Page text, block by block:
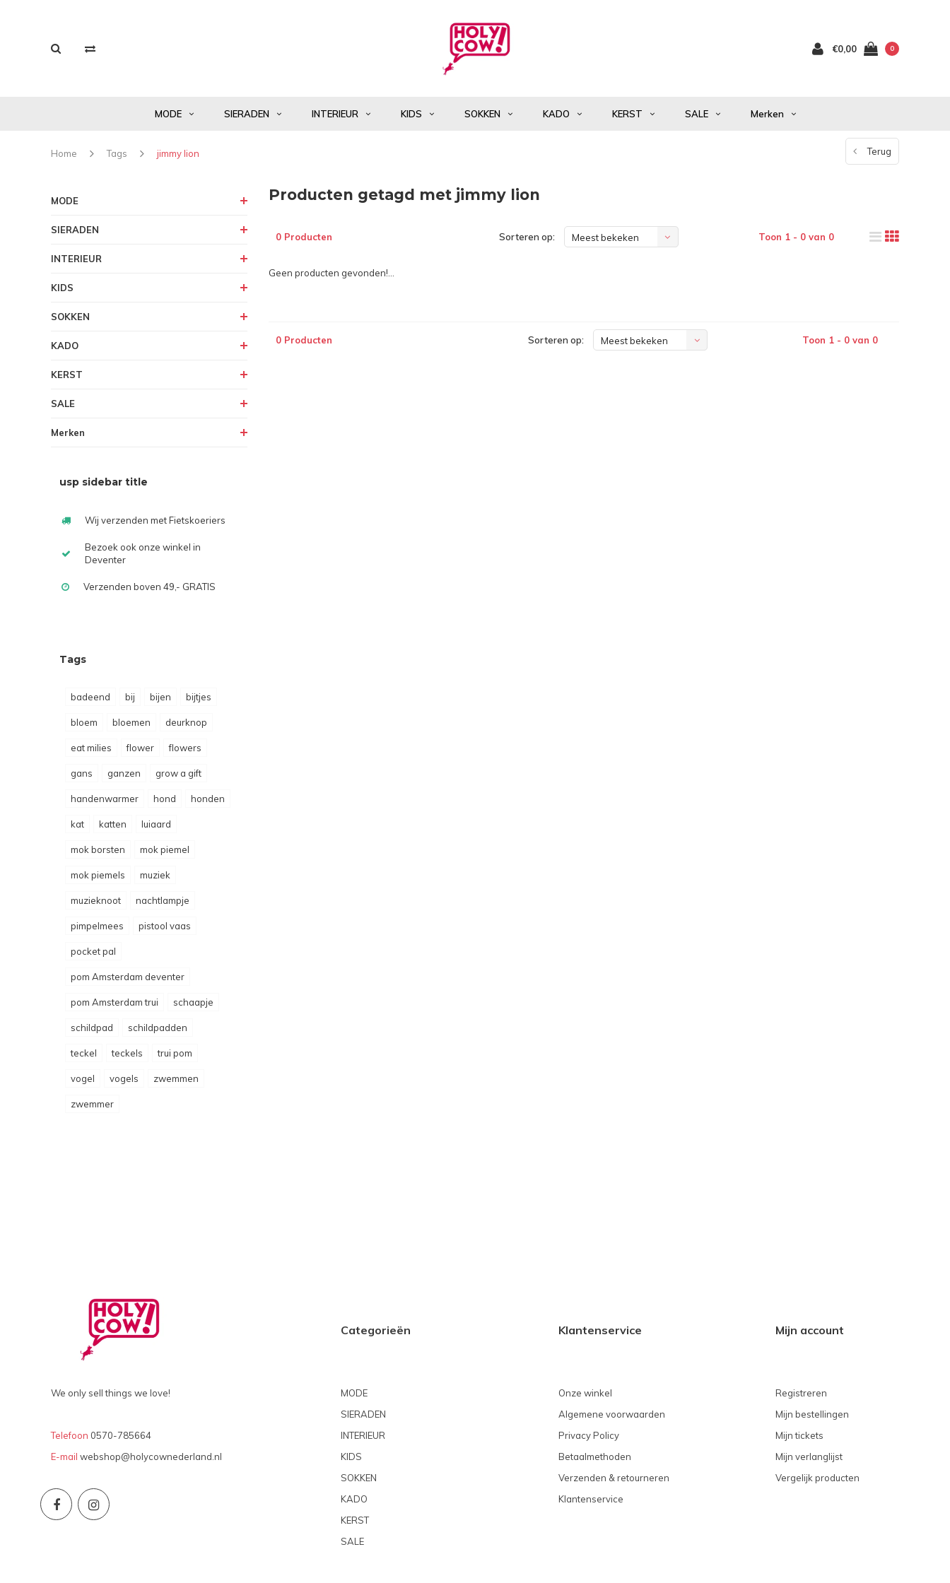
€0,00 0
MODE SIERADEN INTERIEUR KIDS SOKKEN KADO KERST SALE Merken
Home Tags jimmy lion Terug
MODE
SIERADEN
INTERIEUR
KIDS
SOKKEN
KADO
KERST
SALE
Merken
usp sidebar title
Wij verzenden met Fietskoeriers
Bezoek ook onze winkel in
Deventer
Verzenden boven 49,- GRATIS
Tags
badeend bij bijen bijtjes
bloem bloemen deurknop
eat milies flower flowers
gans ganzen grow a gift
handenwarmer hond honden
kat katten luiaard
mok borsten mok piemel
mok piemels muziek
muzieknoot nachtlampje
pimpelmees pistool vaas
pocket pal
pom Amsterdam deventer
pom Amsterdam trui schaapje
schildpad schildpadden
teckel teckels trui pom
vogel vogels zwemmen
zwemmer
Producten getagd met jimmy lion
0 Producten Sorteren op: Meest bekeken Toon 1 - 0 van 0
Geen producten gevonden!...
0 Producten Sorteren op: Meest bekeken Toon 1 - 0 van 0
We only sell things we love!
Telefoon 0570-785664
E-mail webshop@holycownederland.nl
Categorieën
MODE
SIERADEN
INTERIEUR
KIDS
SOKKEN
KADO
KERST
SALE
Klantenservice
Onze winkel
Algemene voorwaarden
Privacy Policy
Betaalmethoden
Verzenden & retourneren
Klantenservice
Mijn account
Registreren
Mijn bestellingen
Mijn tickets
Mijn verlanglijst
Vergelijk producten